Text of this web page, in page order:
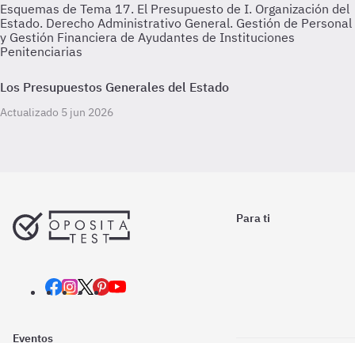
Esquemas de Tema 17. El Presupuesto de I. Organización del
Estado. Derecho Administrativo General. Gestión de Personal
y Gestión Financiera de Ayudantes de Instituciones
Penitenciarias
Los Presupuestos Generales del Estado
Actualizado 5 jun 2026
Para ti
Eventos